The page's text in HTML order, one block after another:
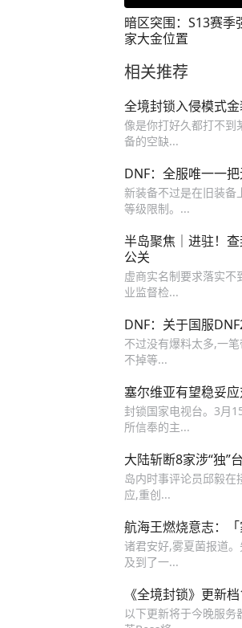
暗区突围：S13赛
家大金位置
相关推荐
全境封锁入侵模式
像是你打好久都打不到
备的空缺...
DNF：全服唯一一
新装备不过是在旧装备
等级限制。...
半岛聚焦｜进驻！
公关
虚商实名制要求落实不
业监督检...
DNF：关于国服
不过没有爆料太多,一
不掉等...
塞尔维亚有望稳妥
封锁国家电视台。3月
所信奉的主...
大陆斩断8家涉“独”
岛内时事评论员邱毅在
应,重创...
航海王燃烧意志：
诸君安好,雾夏菌报道
及到了一...
《全境封锁》更新
以下更新将于今晚服